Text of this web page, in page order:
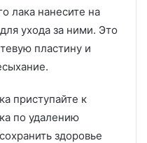
лака нанесите на
ухода за ними. Это
пластину и
приступайте к
по удалению
здоровье